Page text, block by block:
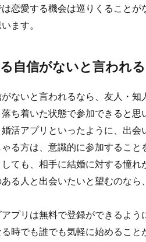
恋愛する機会は巡りくること
ます。
自信がないと言われる
ないと言われるなら、友人・
ち着いた状態で参加できると思
活アプリといったように、出
る方は、意識的に参加すること
ても、相手に結婚に対する憧
る人と出会いたいと望むのな
プリは無料で登録ができるよ
時でも誰でも気軽に始めること